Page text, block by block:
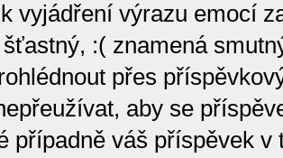
vyjádření výrazu emocí
:( znamená
přes
aby se
případně váš příspěvek v